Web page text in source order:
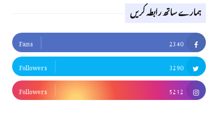
ہمارے ساتھ رابطہ کریں
2340
Fans
3290
Followers
5212
Followers